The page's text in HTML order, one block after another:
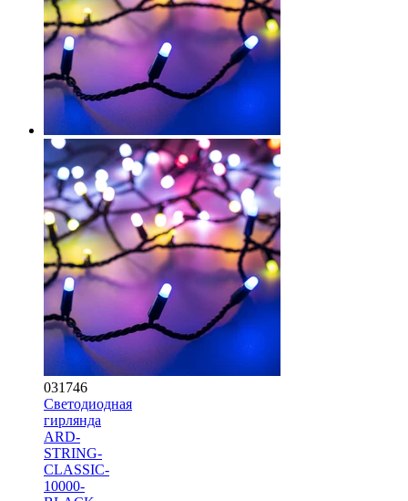
031746
Светодиодная
гирлянда
ARD-
STRING-
CLASSIC-
10000-